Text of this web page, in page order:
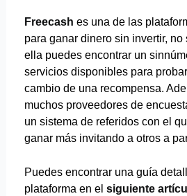
Freecash es una de las
para ganar dinero sin invertir,
ella puedes encontrar un
servicios disponibles para
cambio de una recompensa.
muchos proveedores de
un sistema de referidos con el
ganar más invitando a otros a
Puedes encontrar una guía
plataforma en el siguiente